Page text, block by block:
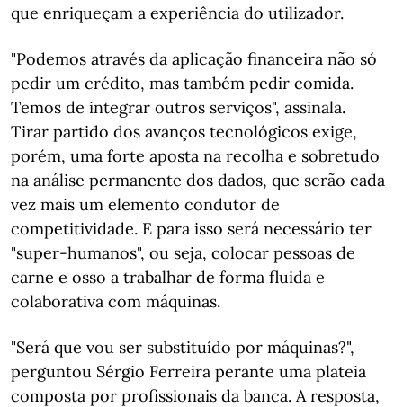
que enriqueçam a experiência do utilizador.
"Podemos através da aplicação financeira não só
pedir um crédito, mas também pedir comida.
Temos de integrar outros serviços", assinala.
Tirar partido dos avanços tecnológicos exige,
porém, uma forte aposta na recolha e sobretudo
na análise permanente dos dados, que serão cada
vez mais um elemento condutor de
competitividade. E para isso será necessário ter
"super-humanos", ou seja, colocar pessoas de
carne e osso a trabalhar de forma fluida e
colaborativa com máquinas.
"Será que vou ser substituído por máquinas?",
perguntou Sérgio Ferreira perante uma plateia
composta por profissionais da banca. A resposta,